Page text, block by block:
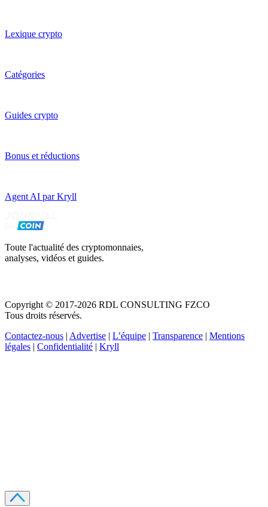
Lexique crypto
Catégories
Guides crypto
Bonus et réductions
Agent AI par Kryll
Toute l'actualité des cryptomonnaies,
analyses, vidéos et guides.
Copyright © 2017-2026 RDL CONSULTING FZCO
Tous droits réservés.
Contactez-nous | Advertise | L’équipe | Transparence | Mentions
légales | Confidentialité | Kryll